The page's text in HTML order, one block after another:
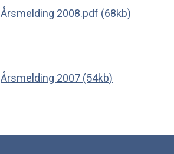
Årsmelding 2008.pdf (68kb)
Årsmelding 2007 (54kb)